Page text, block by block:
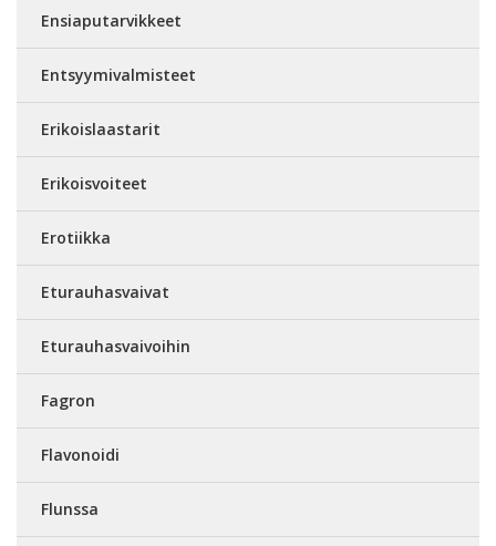
Ensiaputarvikkeet
Entsyymivalmisteet
Erikoislaastarit
Erikoisvoiteet
Erotiikka
Eturauhasvaivat
Eturauhasvaivoihin
Fagron
Flavonoidi
Flunssa